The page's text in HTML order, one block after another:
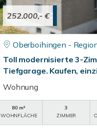
252.000,- €
Oberboihingen -
Toll modernisierte 3-
Tiefgarage. Kaufen,
Wohnung
80 m²
WOHNFLÄCHE
3
ZIMMER